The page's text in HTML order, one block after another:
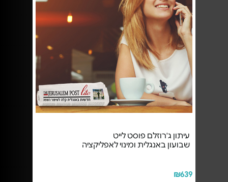
עיתון ג'רוזלם פוסט לייט
שבועון באנגלית ומינוי לאפליקציה
₪639